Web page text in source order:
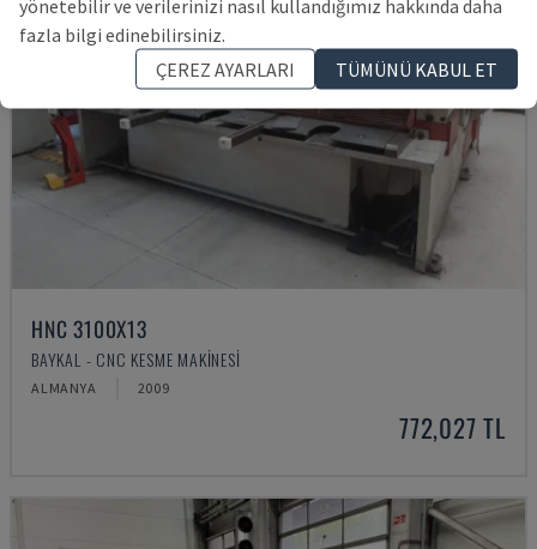
HNC 3100X13
BAYKAL - CNC KESME MAKINESI
ALMANYA 2009
772,027 TL
yönetebilir ve verilerinizi nasıl kullandığımız hakkında daha
fazla bilgi edinebilirsiniz.
ÇEREZ AYARLARI
TÜMÜNÜ KABUL ET